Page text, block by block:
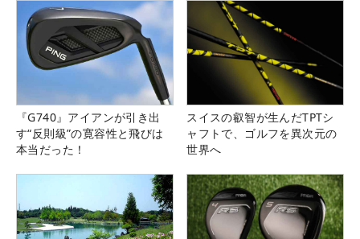
『G740』アイアンが引き出
す“反則級”の寛容性と飛びは
本当だった！
スイスの叡智が生んだTPTシ
ャフトで、ゴルフを異次元の
世界へ